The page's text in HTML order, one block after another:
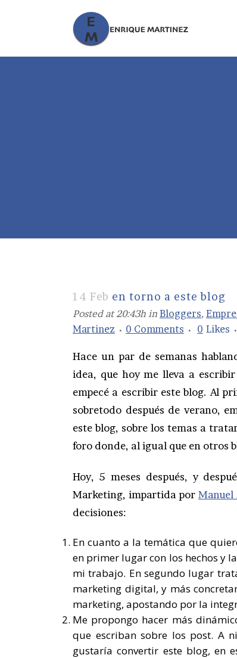
14 Feb en torno a este blog
Posted at 20:43h in Bloggers,
Martinez
0 Comments 0 Likes
Hace un par de semanas
idea, que hoy me lleva a
empecé a escribir este blog. Al
sobretodo después de verano,
este blog, sobre los temas a
foro donde, al igual que en otros
Hoy, 5 meses después, y
Marketing, impartida porManuel
decisiones:
En cuanto a la temática que
en primer lugar con los hechos y
mi trabajo. En segundo lugar
marketing digital, y más
marketing, apostando por la
Me propongo hacer más
que escriban sobre los post. A
gustaría convertir este blog, en